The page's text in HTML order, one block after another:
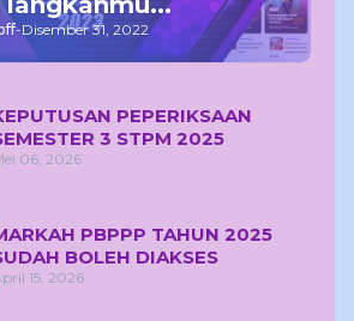
-Disember 31, 2022
PEPERIKSAAN
3 STPM 2025
06, 2026
PBPPP TAHUN 2025
BOLEH DIAKSES
15, 2026